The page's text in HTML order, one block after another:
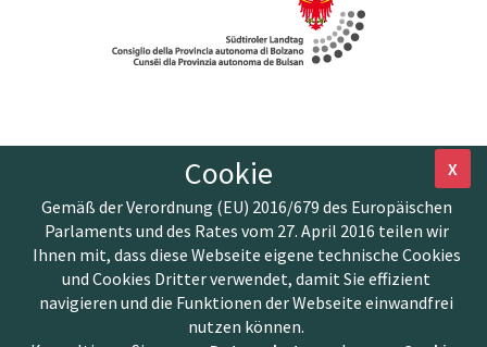
X
Cookie
Gemäß der Verordnung (EU) 2016/679 des Europäischen
Parlaments und des Rates vom 27. April 2016 teilen wir
Ihnen mit, dass diese Webseite eigene technische Cookies
und Cookies Dritter verwendet, damit Sie effizient
navigieren und die Funktionen der Webseite einwandfrei
nutzen können.